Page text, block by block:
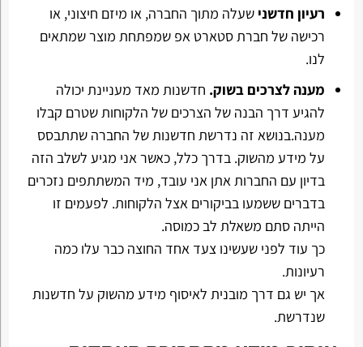
רעיון חדשני שעלה מתוך החברה, או מיזם חיצוני, או
רכישה של חברת סטארט אפ שמפתחת מוצר שמתאים
לנו.
מענה לצרכים בשוק. חדשנות מאד מעניינת יכולה
להגיע דרך הבנה של הצרכים של הלקוחות שטרם קבלו
מענה.בנושא זה נדרשת חדשנות של החברה שתתבסס
על מידע מהשוק. בדרך כלל, כאשר אני מגיע לשלב הזה
בדיון עם החברות אתן אני עובד, מיד המשתתפים נזכרים
בדברים ששמעו בביקורים אצל הלקוחות. לפעמים זו
הייתה סתם משאלת לב כמוסה.
כך עוד לפני שעשינו צעד אחד החוצה כבר עלו כמה
רעיונות.
אך יש גם דרך מובנית לאיסוף מידע מהשוק על חדשנות
שנדרשת.